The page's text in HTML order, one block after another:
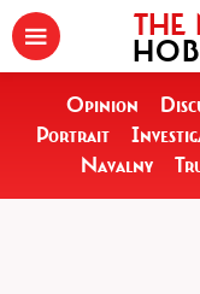
THE
Opinion
Portrait
Navalny